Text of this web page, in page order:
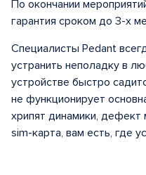
По окончании
гарантия сроком до 3-х
Специалисты Pedant
устранить неполадку в
устройстве быстро
не функционирует
хрипят динамики,
sim-карта, вам есть, где